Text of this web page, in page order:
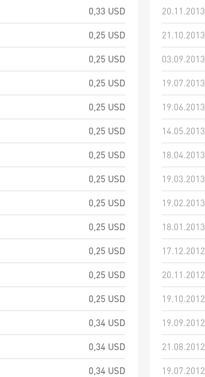
0,33 USD
0,25 USD
0,25 USD
0,25 USD
0,25 USD
0,25 USD
0,25 USD
0,25 USD
0,25 USD
0,25 USD
0,25 USD
0,25 USD
0,25 USD
0,34 USD
0,34 USD
0,34 USD
20.11.2013
21.10.2013
03.09.2013
19.07.2013
19.06.2013
14.05.2013
18.04.2013
19.03.2013
19.02.2013
18.01.2013
17.12.2012
20.11.2012
19.10.2012
19.09.2012
21.08.2012
19.07.2012